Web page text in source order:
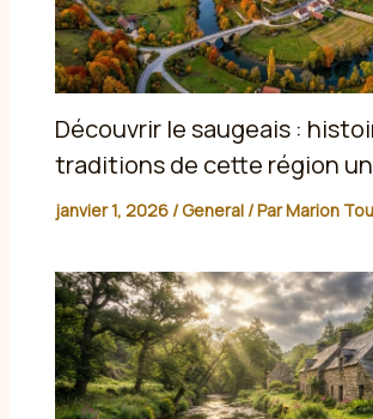
Découvrir le saugeais :
traditions de cette région
janvier 1, 2026 /General/ ParMarion